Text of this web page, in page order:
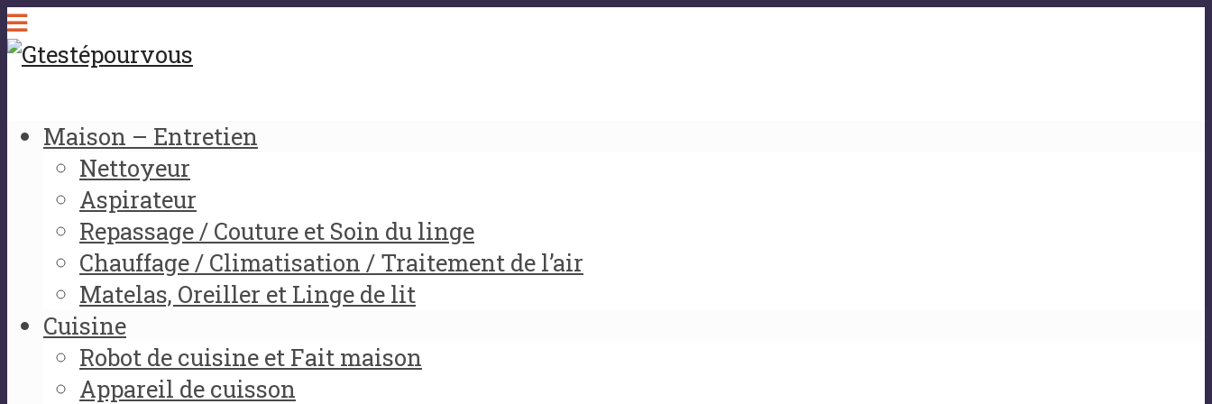
Maison – Entretien
Nettoyeur
Aspirateur
Repassage / Couture et Soin du linge
Chauffage / Climatisation / Traitement de l’air
Matelas, Oreiller et Linge de lit
Cuisine
Robot de cuisine et Fait maison
Appareil de cuisson